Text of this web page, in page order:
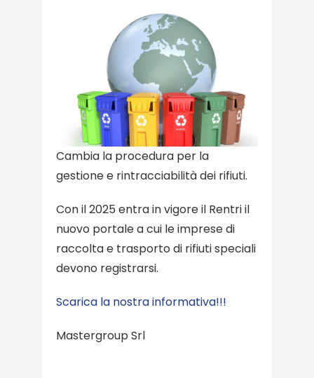
Cambia la procedura per la
gestione e rintracciabilità dei rifiuti.
Con il 2025 entra in vigore il Rentri il
nuovo portale a cui le imprese di
raccolta e trasporto di rifiuti speciali
devono registrarsi.
Scarica la nostra informativa!!!
Mastergroup Srl